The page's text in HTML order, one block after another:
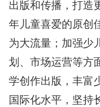
出版和传播，打造
年儿童喜爱的原创
为大流量；加强少
划、市场运营等方
学创作出版，丰富
国际化水平，坚持